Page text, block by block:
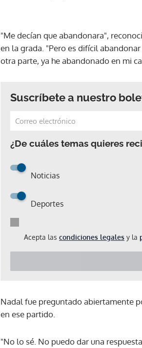
"Me decían que abandonara",
en la grada. "Pero es difícil
otra parte, ya he abandonado en mi
Suscríbete a nuestro
¿De cuáles temas quieres
Noticias
Deportes
Acepta las condiciones legales y la
Nadal fue preguntado abiertamente
en ese partido.
"No lo sé. No puedo dar una